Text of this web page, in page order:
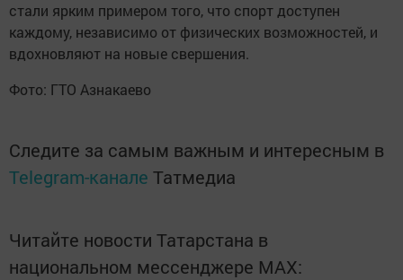
стали ярким примером того, что спорт доступен
каждому, независимо от физических возможностей, и
вдохновляют на новые свершения.
Фото: ГТО Азнакаево
Следите за самым важным и интересным в
Telegram-канале Татмедиа
Читайте новости Татарстана в
национальном мессенджере MАХ: